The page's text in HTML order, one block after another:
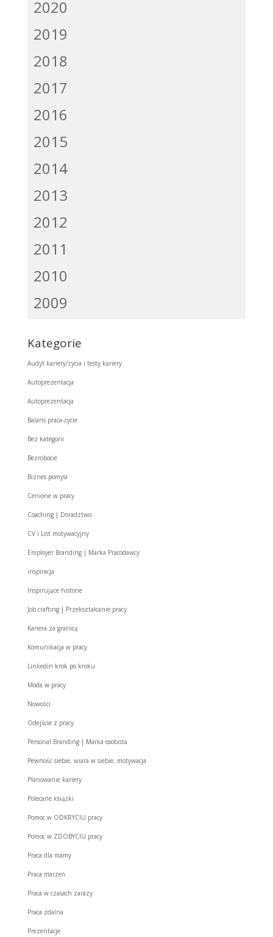
2020
2019
2018
2017
2016
2015
2014
2013
2012
2011
2010
2009
Kategorie
Audyt kariery/życia i testy kariery
Autoprezentacja
Autoprezentacja
Balans praca-życie
Bez kategorii
Bezrobocie
Biznes pomysł
Cenione w pracy
Coaching | Doradztwo
CV i List motywacyjny
Employer Branding | Marka Pracodawcy
inspiracja
Inspirujące historie
Job crafting | Przekształcanie pracy
Kariera za granicą
Komunikacja w pracy
Linkedin krok po kroku
Moda w pracy
Nowości
Odejście z pracy
Personal Branding | Marka osobista
Pewność siebie, wiara w siebie, motywacja
Planowanie kariery
Polecane książki
Pomoc w ODKRYCIU pracy
Pomoc w ZDOBYCIU pracy
Praca dla mamy
Praca marzeń
Praca w czasach zarazy
Praca zdalna
Prezentacje